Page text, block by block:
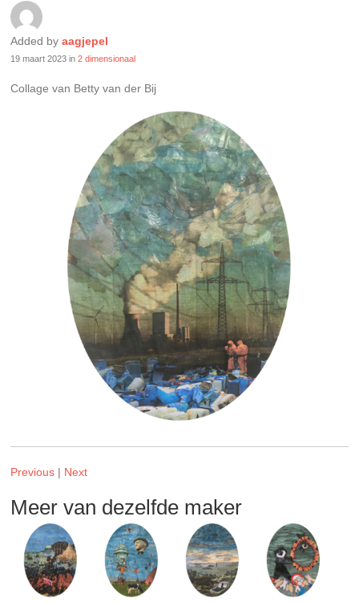
Added byaagjepel
19 maart 2023 in2 dimensionaal
Collage van Betty van der Bij
Previous | Next
Meer van dezelfde maker